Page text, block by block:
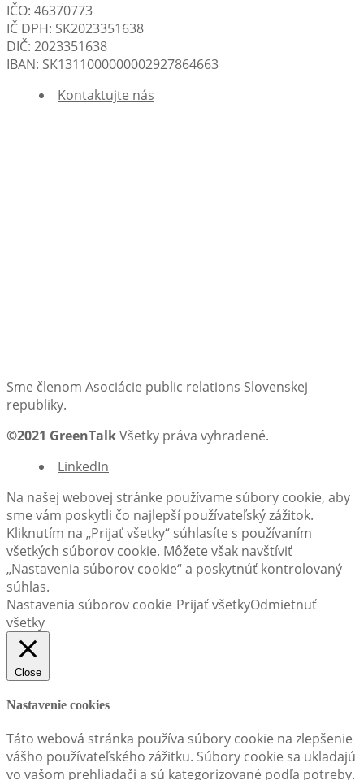
IČO: 46370773
IČ DPH: SK2023351638
DIČ: 2023351638
IBAN: SK1311000000002927864663
Kontaktujte nás
Sme členom Asociácie public relations Slovenskej
republiky.
©2021 GreenTalkVšetky práva vyhradené.
LinkedIn
Na našej webovej stránke používame súbory cookie, aby
sme vám poskytli čo najlepší používateľský zážitok.
Kliknutím na „Prijať všetky“ súhlasíte s používaním
všetkých súborov cookie. Môžete však navštíviť
„Nastavenia súborov cookie“ a poskytnúť kontrolovaný
súhlas.
Nastavenia súborov cookie Prijať všetkyOdmietnuť
všetky
Close
Nastavenie cookies
Táto webová stránka používa súbory cookie na zlepšenie
vášho používateľského zážitku. Súbory cookie sa ukladajú
vo vašom prehliadači a sú kategorizované podľa potreby.